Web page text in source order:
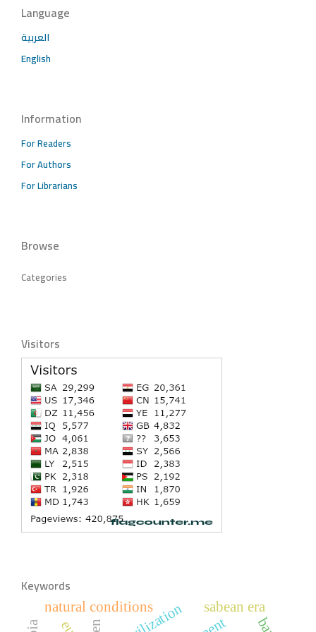
Language
العربية
English
Information
For Readers
For Authors
For Librarians
Browse
Categories
Visitors
Keywords
natural conditions sabean era